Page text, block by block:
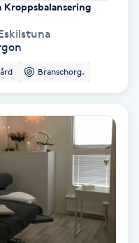
Branschorg.